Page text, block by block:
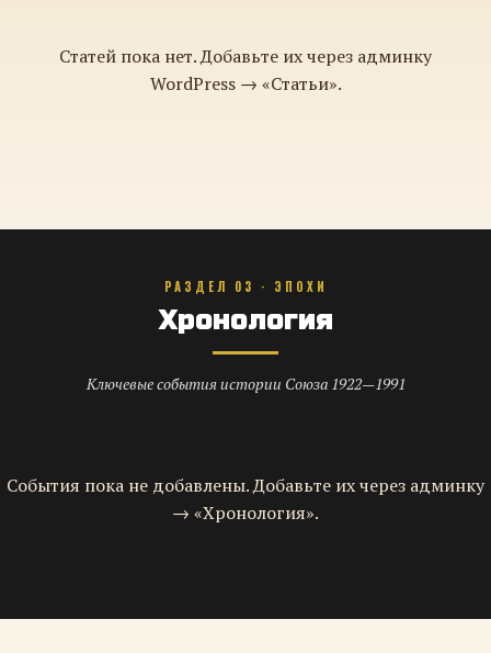
Статей пока нет. Добавьте их через админку
WordPress → «Статьи».
РАЗДЕЛ 03 · ЭПОХИ
Хронология
Ключевые события истории Союза 1922—1991
События пока не добавлены. Добавьте их через админку
→ «Хронология».